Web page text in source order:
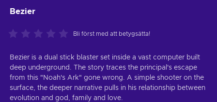
Bezier
Bli först med att betygsätta!
Bezier is a dual stick blaster set inside a vast computer built
deep underground. The story traces the principal's escape
from this "Noah's Ark" gone wrong. A simple shooter on the
surface, the deeper narrative pulls in his relationship between
evolution and god, family and love.